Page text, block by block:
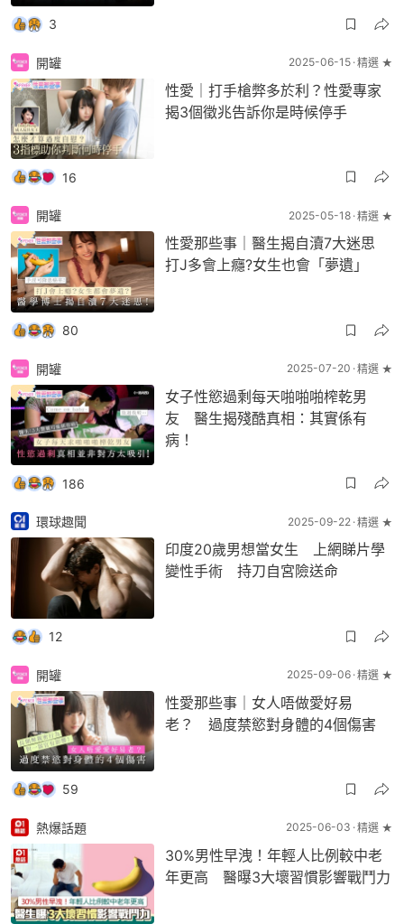
3
開罐 2025-06-15 精選 ★
性愛｜打手槍弊多於利？性愛專家
揭3個徵兆告訴你是時候停手
16
開罐 2025-05-18 精選 ★
性愛那些事｜醫生揭自瀆7大迷思
打J多會上癮?女生也會「夢遺」
80
開罐 2025-07-20 精選 ★
女子性慾過剩每天啪啪啪榨乾男
友 醫生揭殘酷真相：其實係有
病！
186
環球趣聞 2025-09-22 精選 ★
印度20歲男想當女生 上網睇片學
變性手術 持刀自宮險送命
12
開罐 2025-09-06 精選 ★
性愛那些事｜女人唔做愛好易
老？ 過度禁慾對身體的4個傷害
59
熱爆話題 2025-06-03 精選 ★
30%男性早洩！年輕人比例較中老
年更高 醫曝3大壞習慣影響戰鬥力